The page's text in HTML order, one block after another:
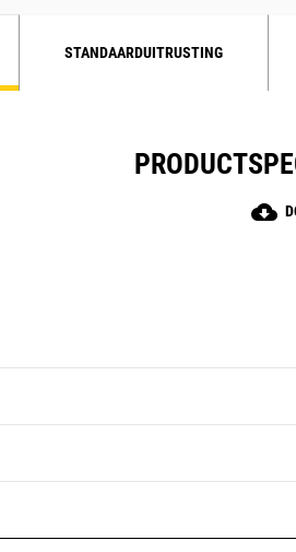
STANDAARDUITRUSTING
cloud_download